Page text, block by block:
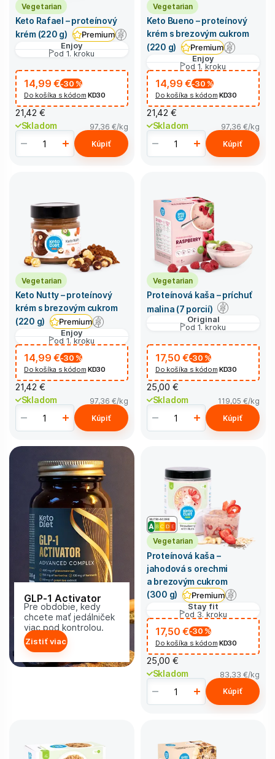
Vegetarian
Keto Rafael – proteínový
krém (220 g)
Premium
Enjoy
od 1. kroku
14,99 €-30 %
Do košíka s kódom KD30
21,42 €
Skladom 97,36 €/kg
Kúpiť
Vegetarian
Keto Bueno – proteínový
krém s brezovým cukrom
(220 g)
Premium
Enjoy
od 1. kroku
14,99 €-30 %
Do košíka s kódom KD30
21,42 €
Skladom 97,36 €/kg
Kúpiť
Vegetarian
Keto Nutty – proteínový
krém s brezovým cukrom
(220 g)
Premium
Enjoy
od 1. kroku
14,99 €-30 %
Do košíka s kódom KD30
21,42 €
Skladom 97,36 €/kg
Kúpiť
Vegetarian
Proteínová kaša – príchuť
malina (7 porcií)
Original
od 1. kroku
17,50 €-30 %
Do košíka s kódom KD30
25,00 €
Skladom 119,05 €/kg
Kúpiť
GLP-1 Activator
Pre obdobie, kedy
chcete mať jedálniček
viac pod kontrolou.
Zistiť viac
Vegetarian
Proteínová kaša –
jahodová s orechmi
a brezovým cukrom
(300 g)
Premium
Stay fit
od 3. kroku
17,50 €-30 %
Do košíka s kódom KD30
25,00 €
Skladom 83,33 €/kg
Kúpiť